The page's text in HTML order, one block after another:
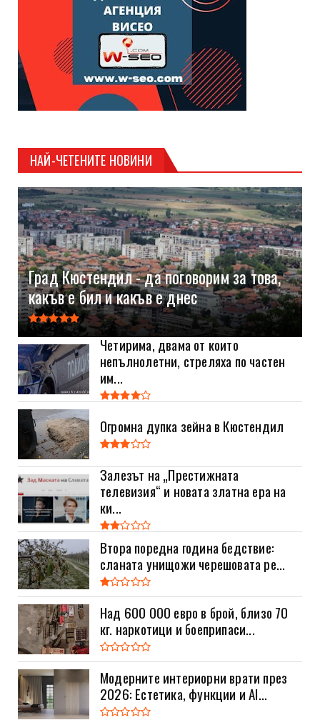
НАЙ-ЧЕТЕНИТЕ НОВИНИ
Град Кюстендил - да поговорим за това,
какъв е бил и какъв е днес
Четирима, двама от които
непълнолетни, стреляха по частен
им...
Огромна дупка зейна в Кюстендил
Залезът на „Престижната
телевизия“ и новата златна ера на
ки...
Втора поредна година бедствие:
сланата унищожи черешовата ре...
Над 600 000 евро в брой, близо 70
кг. наркотици и боеприпаси...
Модерните интериорни врати през
2026: Естетика, функции и AI...